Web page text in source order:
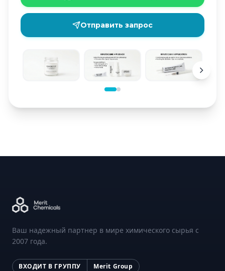
Отправить запрос
Ваш надежный партнер в мире химического сырья с
2007 года.
ВХОДИТ В ГРУППУ Merit Group